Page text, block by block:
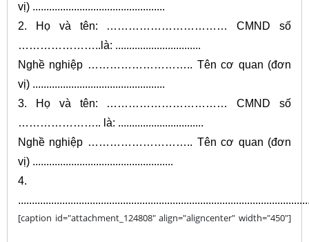
vị) ................................................
2. Họ và tên: …………………………… CMND số
…………………..là: ...............................
Nghề nghiệp ……………………….. Tên cơ quan (đơn
vị) ................................................
3. Họ và tên: …………………………… CMND số
………………….. là: ...............................
Nghề nghiệp ……………………….. Tên cơ quan (đơn
vị) ...................................................
4.
[caption id="attachment_124808" align="aligncenter" width="450"]